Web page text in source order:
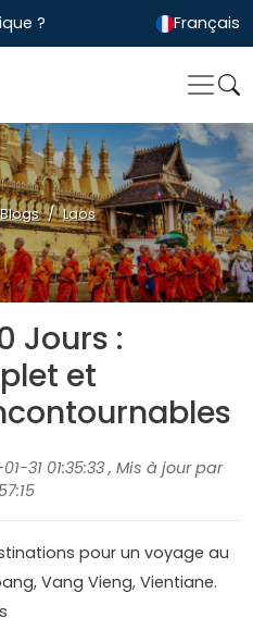
? Français
Blogs Laos
Jours :
et
31 01:35:33 , Mis à jour par
pour un voyage au
Vang Vieng, Vientiane.